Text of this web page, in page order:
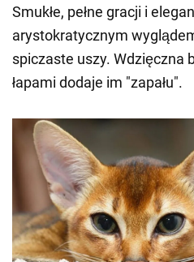
Smukłe, pełne gracji i
arystokratycznym
spiczaste uszy. Wdzięczna
łapami dodaje im "zapału".